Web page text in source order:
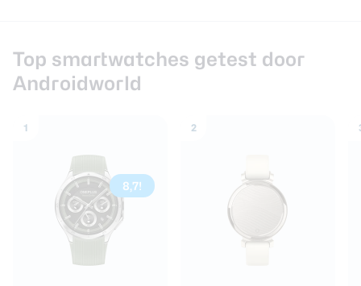
Top smartwatches getest door
Androidworld
1
8,7!
2
Nieuwsbrief
Over ons